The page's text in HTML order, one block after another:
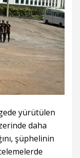
yürütülen
daha
şüphelinin